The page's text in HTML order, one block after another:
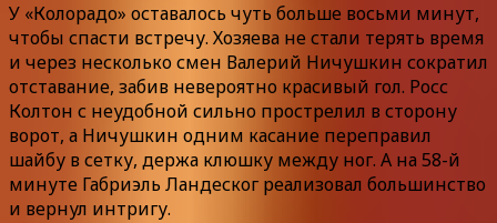
У «Колорадо» оставалось чуть больше восьми минут,
чтобы спасти встречу. Хозяева не стали терять время
и через несколько смен Валерий Ничушкин сократил
отставание, забив невероятно красивый гол. Росс
Колтон с неудобной сильно прострелил в сторону
ворот, а Ничушкин одним касание переправил
шайбу в сетку, держа клюшку между ног. А на 58-й
минуте Габриэль Ландеског реализовал большинство
и вернул интригу.